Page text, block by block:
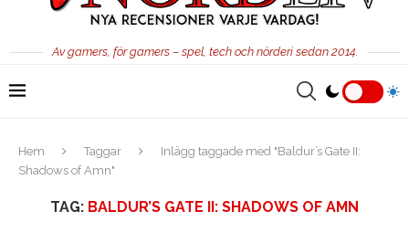
Av gamers, för gamers – spel, tech och nörderi sedan 2014.
Hem Taggar
Inlägg taggade med "Baldur’s Gate II:
Shadows of Amn"
TAG: BALDUR’S GATE II: SHADOWS OF AMN